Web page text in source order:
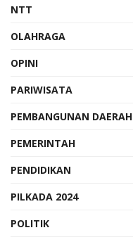
NTT
OLAHRAGA
OPINI
PARIWISATA
PEMBANGUNAN DAERAH
PEMERINTAH
PENDIDIKAN
PILKADA 2024
POLITIK